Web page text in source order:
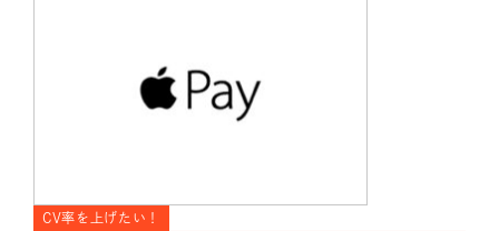
CV率を上げたい！